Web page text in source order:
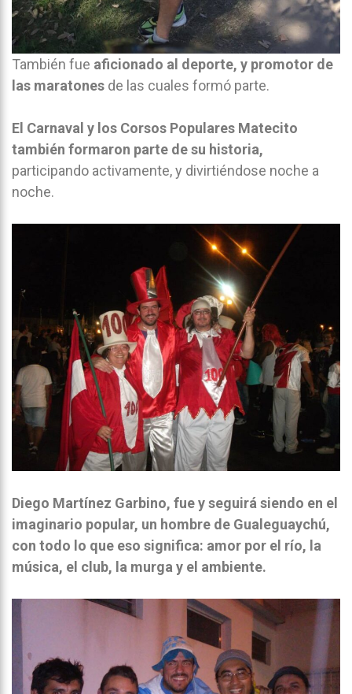
También fue aficionado al deporte, y promotor de
las maratones de las cuales formó parte.
El Carnaval y los Corsos Populares Matecito
también formaron parte de su historia,
participando activamente, y divirtiéndose noche a
noche.
Diego Martínez Garbino, fue y seguirá siendo en el
imaginario popular, un hombre de Gualeguaychú,
con todo lo que eso significa: amor por el río, la
música, el club, la murga y el ambiente.